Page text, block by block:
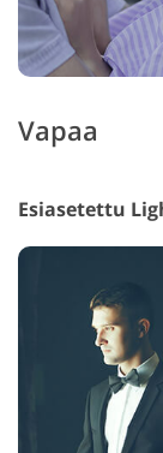
Vapaa
Esiasetettu